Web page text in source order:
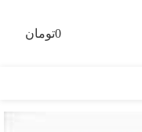
0تومان